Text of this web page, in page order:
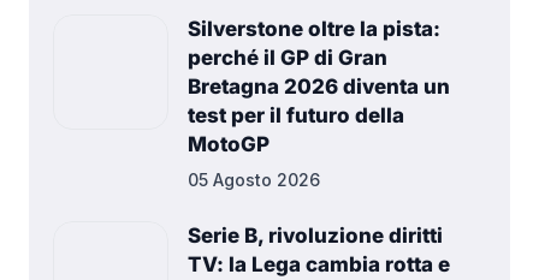
Silverstone oltre la pista:
perché il GP di Gran
Bretagna 2026 diventa un
test per il futuro della
MotoGP
05 Agosto 2026
Serie B, rivoluzione diritti
TV: la Lega cambia rotta e